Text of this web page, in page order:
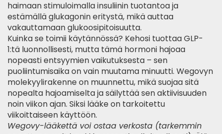
haimaan stimuloimalla insuliinin tuotantoa ja
estämällä glukagonin eritystä, mikä auttaa
vakauttamaan glukoosipitoisuutta.
Kuinka se toimii käytännössä? Kehosi tuottaa GLP-
1:tä luonnollisesti, mutta tämä hormoni hajoaa
nopeasti entsyymien vaikutuksesta – sen
puoliintumisaika on vain muutama minuutti. Wegovyn
molekyylirakenne on muunnettu, mikä suojaa sitä
nopealta hajoamiselta ja säilyttää sen aktiivisuuden
noin viikon ajan. Siksi lääke on tarkoitettu
viikoittaiseen käyttöön.
Wegovy-lääkettä voi ostaa verkosta (tarkemmin